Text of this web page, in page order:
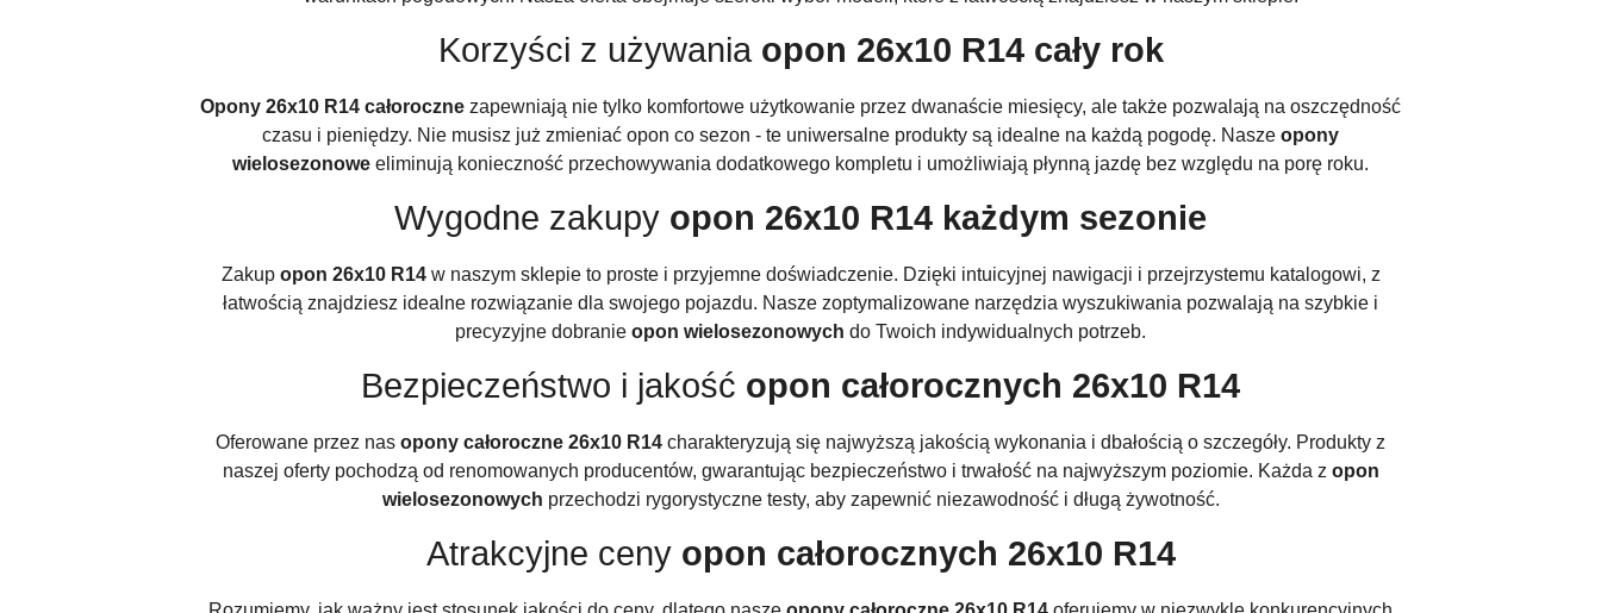
Korzyści z używania opon 26x10 R14 cały rok
Opony 26x10 R14 całoroczne zapewniają nie tylko komfortowe użytkowanie przez dwanaście miesięcy, ale także pozwalają na oszczędność
czasu i pieniędzy. Nie musisz już zmieniać opon co sezon - te uniwersalne produkty są idealne na każdą pogodę. Nasze opony
wielosezonowe eliminują konieczność przechowywania dodatkowego kompletu i umożliwiają płynną jazdę bez względu na porę roku.
Wygodne zakupy opon 26x10 R14 każdym sezonie
Zakup opon 26x10 R14w naszym sklepie to proste i przyjemne doświadczenie. Dzięki intuicyjnej nawigacji i przejrzystemu katalogowi, z
łatwością znajdziesz idealne rozwiązanie dla swojego pojazdu. Nasze zoptymalizowane narzędzia wyszukiwania pozwalają na szybkie i
precyzyjne dobranie opon wielosezonowych do Twoich indywidualnych potrzeb.
Bezpieczeństwo i jakość opon całorocznych 26x10 R14
Oferowane przez nas opony całoroczne 26x10 R14 charakteryzują się najwyższą jakością wykonania i dbałością o szczegóły. Produkty z
naszej oferty pochodzą od renomowanych producentów, gwarantując bezpieczeństwo i trwałość na najwyższym poziomie. Każda z opon
wielosezonowych przechodzi rygorystyczne testy, aby zapewnić niezawodność i długą żywotność.
Atrakcyjne ceny opon całorocznych 26x10 R14